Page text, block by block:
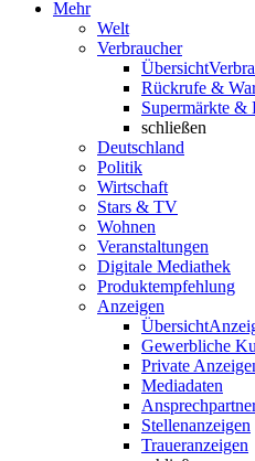
Mehr
Welt
Verbraucher
Übersicht
Rückrufe &
Supermärkte &
schließen
Deutschland
Politik
Wirtschaft
Stars & TV
Wohnen
Veranstaltungen
Digitale Mediathek
Produktempfehlung
Anzeigen
Übersicht
Gewerbliche
Private
Mediadaten
Stellenanzeigen
Traueranzeigen